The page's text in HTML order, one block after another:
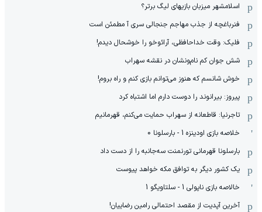
اسلامشهر میزبان بازیهای لیگ برتر؟
فنرباغچه از جذب مهاجم جنجالی سری آ مطمئن است
فلیک: وقت خداحافظی، آرائوخو را خوشحال دیدم!
شش جوان کم نام‌و‌نشان در نقشه سهراب
خوش شانسم که هنوز می‌توانم بازی کنم و راه بروم!
پیروز: بیرانوند را دوست دارم اما اشتباه کرد
تاجرنیا: قاطعانه از سهراب حمایت می‌کنم، قهرمانیم
خلاصه بازی اودینزه 1 - بارسلونا 0
بارسلونا قهرمانی تورنمنت سه‌جانبه را از دست داد
یک کشور دیگر به توافق مکه خواهد پیوست
خالاصه بازی ناپولی 1 - سلتاویگو 1
آخرین آپدیت از مقصد احتمالی رامین رضاییان!